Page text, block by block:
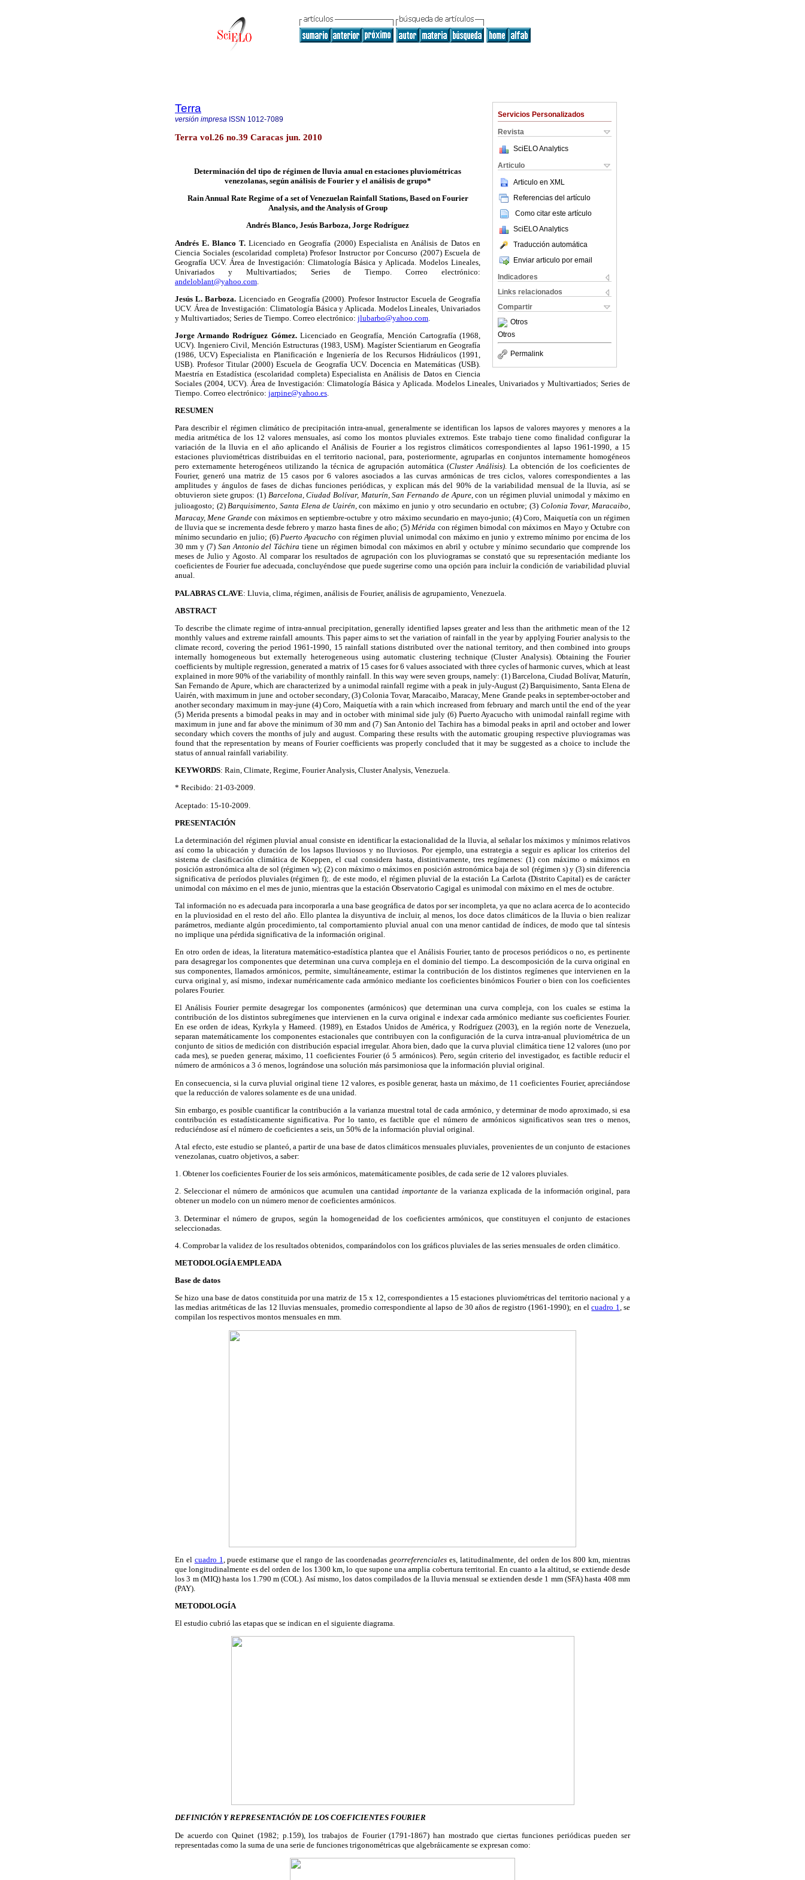
Servicios Personalizados
Revista
SciELO Analytics
Articulo
Articulo en XML
Referencias del artículo
Como citar este artículo
SciELO Analytics
Traducción automática
Enviar articulo por email
Indicadores
Links relacionados
Compartir
Otros
Otros
Permalink
Terra
versión impresa ISSN 1012-7089
Terra vol.26 no.39 Caracas jun. 2010
Determinación del tipo de régimen de lluvia anual en estaciones pluviométricas
venezolanas, según análisis de Fourier y el análisis de grupo*
Rain Annual Rate Regime of a set of Venezuelan Rainfall Stations, Based on Fourier
Analysis, and the Analysis of Group
Andrés Blanco, Jesús Barboza, Jorge Rodríguez
Andrés E. Blanco T. Licenciado en Geografía (2000) Especialista en Análisis de Datos en
Ciencia Sociales (escolaridad completa) Profesor Instructor por Concurso (2007) Escuela de
Geografía UCV. Área de Investigación: Climatología Básica y Aplicada. Modelos Lineales,
Univariados y Multivartiados; Series de Tiempo. Correo electrónico:
andeloblant@yahoo.com
Jesús L. Barboza. Licenciado en Geografía (2000). Profesor Instructor Escuela de Geografía
UCV. Área de Investigación: Climatología Básica y Aplicada. Modelos Lineales, Univariados
y Multivartiados; Series de Tiempo. Correo electrónico: jlubarbo@yahoo.com
Jorge Armando Rodríguez Gómez.Licenciado en Geografía, Mención Cartografía (1968,
UCV). Ingeniero Civil, Mención Estructuras (1983, USM). Magíster Scientiarum en Geografía
(1986, UCV) Especialista en Planificación e Ingeniería de los Recursos Hidráulicos (1991,
USB). Profesor Titular (2000) Escuela de Geografía UCV. Docencia en Matemáticas (USB).
Maestría en Estadística (escolaridad completa) Especialista en Análisis de Datos en Ciencia
Sociales (2004, UCV). Área de Investigación: Climatología Básica y Aplicada. Modelos Lineales, Univariados y Multivartiados; Series de
Tiempo. Correo electrónico: jarpine@yahoo.es.
RESUMEN
Para describir el régimen climático de precipitación intra-anual, generalmente se identifican los lapsos de valores mayores y menores a la
media aritmética de los 12 valores mensuales, así como los montos pluviales extremos. Este trabajo tiene como finalidad configurar la
variación de la lluvia en el año aplicando el Análisis de Fourier a los registros climáticos correspondientes al lapso 1961-1990, a 15
estaciones pluviométricas distribuidas en el territorio nacional, para, posteriormente, agruparlas en conjuntos internamente homogéneos
pero externamente heterogéneos utilizando la técnica de agrupación automática (Cluster Análisis). La obtención de los coeficientes de
Fourier, generó una matriz de 15 casos por 6 valores asociados a las curvas armónicas de tres ciclos, valores correspondientes a las
amplitudes y ángulos de fases de dichas funciones periódicas, y explican más del 90% de la variabilidad mensual de la lluvia, así se
obtuvieron siete grupos: (1) Barcelona, Ciudad Bolívar, Maturín, San Fernando de Apure, con un régimen pluvial unimodal y máximo en
julioagosto; (2)Barquisimento, Santa Elena de Uairén, con máximo en junio y otro secundario en octubre; (3) Colonia Tovar, Maracaibo,
Maracay, Mene Grandecon máximos en septiembre-octubre y otro máximo secundario en mayo-junio; (4) Coro, Maiquetía con un régimen
de lluvia que se incrementa desde febrero y marzo hasta fines de año; (5)Mérida con régimen bimodal con máximos en Mayo y Octubre con
mínimo secundario en julio; (6) Puerto Ayacucho con régimen pluvial unimodal con máximo en junio y extremo mínimo por encima de los
30 mm y (7) San Antonio del Táchiratiene un régimen bimodal con máximos en abril y octubre y mínimo secundario que comprende los
meses de Julio y Agosto. Al comparar los resultados de agrupación con los pluviogramas se constató que su representación mediante los
coeficientes de Fourier fue adecuada, concluyéndose que puede sugerirse como una opción para incluir la condición de variabilidad pluvial
anual.
PALABRAS CLAVE: Lluvia, clima, régimen, análisis de Fourier, análisis de agrupamiento, Venezuela.
ABSTRACT
To describe the climate regime of intra-annual precipitation, generally identified lapses greater and less than the arithmetic mean of the 12
monthly values and extreme rainfall amounts. This paper aims to set the variation of rainfall in the year by applying Fourier analysis to the
climate record, covering the period 1961-1990, 15 rainfall stations distributed over the national territory, and then combined into groups
internally homogeneous but externally heterogeneous using automatic clustering technique (Cluster Analysis). Obtaining the Fourier
coefficients by multiple regression, generated a matrix of 15 cases for 6 values associated with three cycles of harmonic curves, which at least
explained in more 90% of the variability of monthly rainfall. In this way were seven groups, namely: (1) Barcelona, Ciudad Bolívar, Maturín,
San Fernando de Apure, which are characterized by a unimodal rainfall regime with a peak in july-August (2) Barquisimento, Santa Elena de
Uairén, with maximum in june and october secondary, (3) Colonia Tovar, Maracaibo, Maracay, Mene Grande peaks in september-october and
another secondary maximum in may-june (4) Coro, Maiquetía with a rain which increased from february and march until the end of the year
(5) Merida presents a bimodal peaks in may and in october with minimal side july (6) Puerto Ayacucho with unimodal rainfall regime with
maximum in june and far above the minimum of 30 mm and (7) San Antonio del Tachira has a bimodal peaks in april and october and lower
secondary which covers the months of july and august. Comparing these results with the automatic grouping respective pluviogramas was
found that the representation by means of Fourier coefficients was properly concluded that it may be suggested as a choice to include the
status of annual rainfall variability.
KEYWORDS: Rain, Climate, Regime, Fourier Analysis, Cluster Analysis, Venezuela.
* Recibido: 21-03-2009.
Aceptado: 15-10-2009.
PRESENTACIÓN
La determinación del régimen pluvial anual consiste en identificar la estacionalidad de la lluvia, al señalar los máximos y mínimos relativos
así como la ubicación y duración de los lapsos lluviosos y no lluviosos. Por ejemplo, una estrategia a seguir es aplicar los criterios del
sistema de clasificación climática de Köeppen, el cual considera hasta, distintivamente, tres regímenes: (1) con máximo o máximos en
posición astronómica alta de sol (régimen w); (2) con máximo o máximos en posición astronómica baja de sol (régimen s) y (3) sin diferencia
significativa de períodos pluviales (régimen f);. de este modo, el régimen pluvial de la estación La Carlota (Distrito Capital) es de carácter
unimodal con máximo en el mes de junio, mientras que la estación Observatorio Cagigal es unimodal con máximo en el mes de octubre.
Tal información no es adecuada para incorporarla a una base geográfica de datos por ser incompleta, ya que no aclara acerca de lo acontecido
en la pluviosidad en el resto del año. Ello plantea la disyuntiva de incluir, al menos, los doce datos climáticos de la lluvia o bien realizar
parámetros, mediante algún procedimiento, tal comportamiento pluvial anual con una menor cantidad de índices, de modo que tal síntesis
no implique una pérdida significativa de la información original.
En otro orden de ideas, la literatura matemático-estadística plantea que el Análisis Fourier, tanto de procesos periódicos o no, es pertinente
para desagregar los componentes que determinan una curva compleja en el dominio del tiempo. La descomposición de la curva original en
sus componentes, llamados armónicos, permite, simultáneamente, estimar la contribución de los distintos regímenes que intervienen en la
curva original y, así mismo, indexar numéricamente cada armónico mediante los coeficientes binómicos Fourier o bien con los coeficientes
polares Fourier.
El Análisis Fourier permite desagregar los componentes (armónicos) que determinan una curva compleja, con los cuales se estima la
contribución de los distintos subregímenes que intervienen en la curva original e indexar cada armónico mediante sus coeficientes Fourier.
En ese orden de ideas, Kyrkyla y Hameed. (1989), en Estados Unidos de América, y Rodríguez (2003), en la región norte de Venezuela,
separan matemáticamente los componentes estacionales que contribuyen con la configuración de la curva intra-anual pluviométrica de un
conjunto de sitios de medición con distribución espacial irregular. Ahora bien, dado que la curva pluvial climática tiene 12 valores (uno por
cada mes), se pueden generar, máximo, 11 coeficientes Fourier (ó 5 armónicos). Pero, según criterio del investigador, es factible reducir el
número de armónicos a 3 ó menos, lográndose una solución más parsimoniosa que la información pluvial original.
En consecuencia, si la curva pluvial original tiene 12 valores, es posible generar, hasta un máximo, de 11 coeficientes Fourier, apreciándose
que la reducción de valores solamente es de una unidad.
Sin embargo, es posible cuantificar la contribución a la varianza muestral total de cada armónico, y determinar de modo aproximado, si esa
contribución es estadísticamente significativa. Por lo tanto, es factible que el número de armónicos significativos sean tres o menos,
reduciéndose así el número de coeficientes a seis, un 50% de la información pluvial original.
A tal efecto, este estudio se planteó, a partir de una base de datos climáticos mensuales pluviales, provenientes de un conjunto de estaciones
venezolanas, cuatro objetivos, a saber:
1. Obtener los coeficientes Fourier de los seis armónicos, matemáticamente posibles, de cada serie de 12 valores pluviales.
2. Seleccionar el número de armónicos que acumulen una cantidad importantede la varianza explicada de la información original, para
obtener un modelo con un número menor de coeficientes armónicos.
3. Determinar el número de grupos, según la homogeneidad de los coeficientes armónicos, que constituyen el conjunto de estaciones
seleccionadas.
4. Comprobar la validez de los resultados obtenidos, comparándolos con los gráficos pluviales de las series mensuales de orden climático.
METODOLOGÍA EMPLEADA
Base de datos
Se hizo una base de datos constituida por una matriz de 15 x 12, correspondientes a 15 estaciones pluviométricas del territorio nacional y a
las medias aritméticas de las 12 lluvias mensuales, promedio correspondiente al lapso de 30 años de registro (1961-1990); en elcuadro 1, se
compilan los respectivos montos mensuales en mm.
En el cuadro 1 , puede estimarse que el rango de las coordenadasgeorreferenciales es, latitudinalmente, del orden de los 800 km, mientras
que longitudinalmente es del orden de los 1300 km, lo que supone una amplia cobertura territorial. En cuanto a la altitud, se extiende desde
los 3 m (MIQ) hasta los 1.790 m (COL). Así mismo, los datos compilados de la lluvia mensual se extienden desde 1 mm (SFA) hasta 408 mm
(PAY).
METODOLOGÍA
El estudio cubrió las etapas que se indican en el siguiente diagrama.
DEFINICIÓN Y REPRESENTACIÓN DE LOS COEFICIENTES FOURIER
De acuerdo con Quinet (1982; p.159), los trabajos de Fourier (1791-1867) han mostrado que ciertas funciones periódicas pueden ser
representadas como la suma de una serie de funciones trigonométricas que algebráicamente se expresan como: